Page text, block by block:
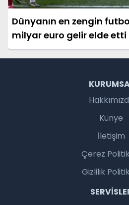
Dünyanın en zengin
milyar euro gelir elde etti
Künye
İletişim
Çerez
Gizlilik